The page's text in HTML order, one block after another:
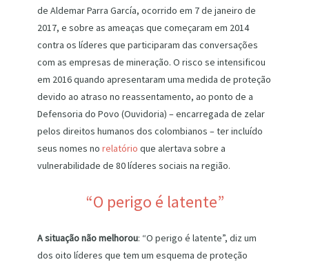
de Aldemar Parra García, ocorrido em 7 de janeiro de
2017, e sobre as ameaças que começaram em 2014
contra os líderes que participaram das conversações
com as empresas de mineração. O risco se intensificou
em 2016 quando apresentaram uma medida de proteção
devido ao atraso no reassentamento, ao ponto de a
Defensoria do Povo (Ouvidoria) – encarregada de zelar
pelos direitos humanos dos colombianos – ter incluído
seus nomes no relatório que alertava sobre a
vulnerabilidade de 80 líderes sociais na região.
“O perigo é latente”
A situação não melhorou: “O perigo é latente”, diz um
dos oito líderes que tem um esquema de proteção